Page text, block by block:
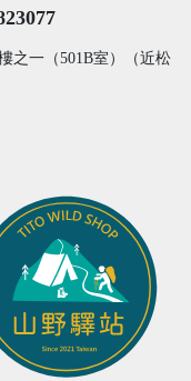
之一（501B室）（近松